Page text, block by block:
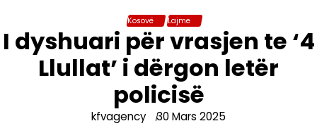
Kosovë Lajme
I dyshuari për vrasjen te ‘4
Llullat’ i dërgon letër
policisë
kfvagency 30 Mars 2025